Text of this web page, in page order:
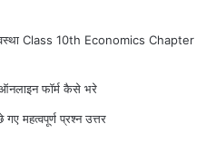
Class 10th Economics Chapter
फॉर्म कैसे भरे
महत्वपूर्ण प्रश्न उत्तर